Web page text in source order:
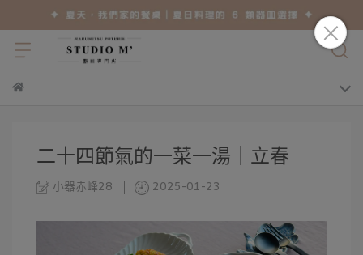
二十四節氣的一菜一湯｜立春
小器赤峰28 2025-01-23